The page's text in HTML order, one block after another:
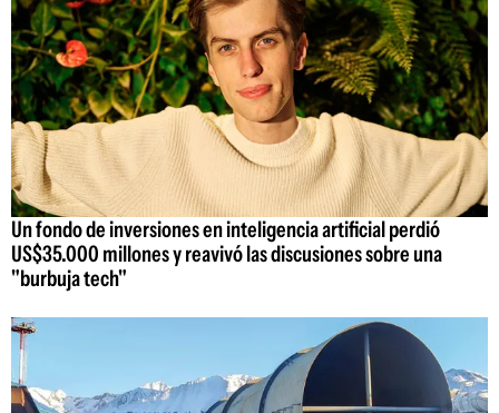
Un fondo de inversiones en inteligencia artificial perdió
US$35.000 millones y reavivó las discusiones sobre una
"burbuja tech"